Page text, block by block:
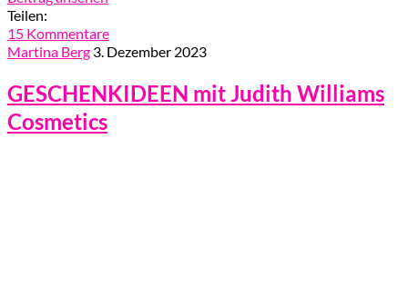
Teilen:
15 Kommentare
Martina Berg 3. Dezember 2023
GESCHENKIDEEN mit Judith Williams
Cosmetics